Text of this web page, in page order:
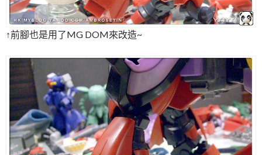
↑前腳也是用了MG DOM來改造~